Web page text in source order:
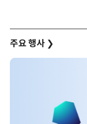
주요 행사 ❯